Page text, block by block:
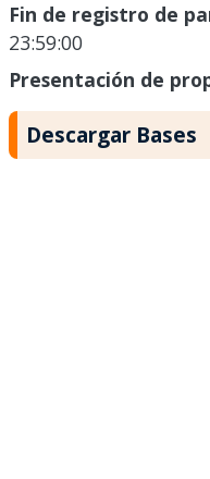
Fin de registro de
23:59:00
Presentación de
Descargar Bases